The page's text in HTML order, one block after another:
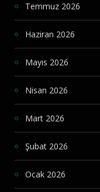
Temmuz 2026
Haziran 2026
Mayıs 2026
Nisan 2026
Mart 2026
Şubat 2026
Ocak 2026